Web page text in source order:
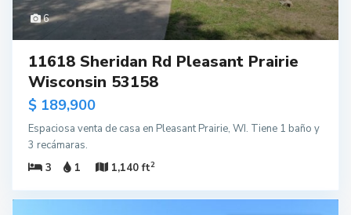
6
11618 Sheridan Rd Pleasant Prairie
Wisconsin 53158
$ 189,900
Espaciosa venta de casa en Pleasant Prairie, WI. Tiene 1 baño y
3 recámaras.
3
1 1,140 ft2